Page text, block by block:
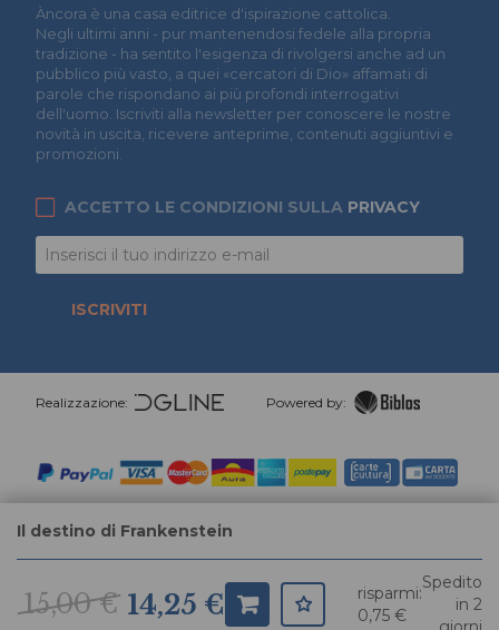
Il destino di Frankenstein
15,00 € 14,25 €
risparmi:
0,75 €
Spedito
in 2
Àncora è una casa editrice d'ispirazione cattolica.
Negli ultimi anni - pur mantenendosi fedele alla propria
tradizione - ha sentito l'esigenza di rivolgersi anche ad un
pubblico più vasto, a quei «cercatori di Dio» affamati di
parole che rispondano ai più profondi interrogativi
dell'uomo. Iscriviti alla newsletter per conoscere le nostre
novità in uscita, ricevere anteprime, contenuti aggiuntivi e
promozioni.
ACCETTO LE CONDIZIONI SULLA PRIVACY
ISCRIVITI
Realizzazione: Powered by: